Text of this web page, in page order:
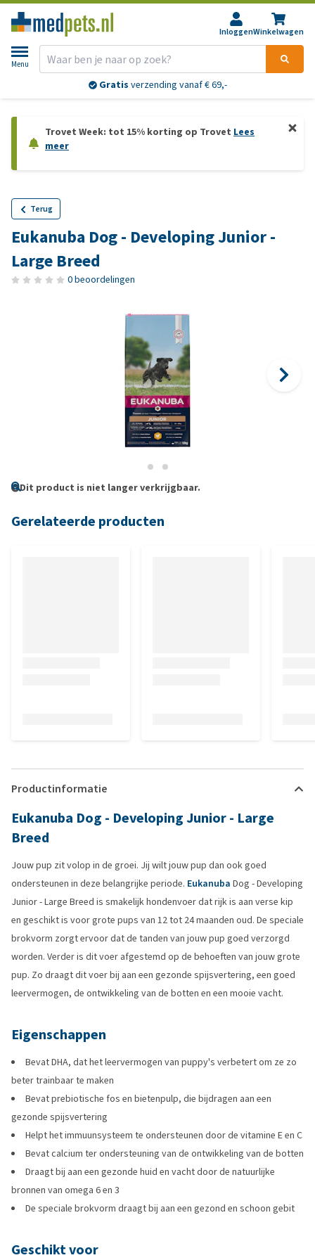
InloggenWinkelwagen
Menu
Gratis verzending vanaf € 69,-
Trovet Week: tot 15% korting op Trovet Lees
meer
Terug
Eukanuba Dog - Developing Junior -
Large Breed
0 beoordelingen
Dit product is niet langer verkrijgbaar.
Gerelateerde producten
Productinformatie
Eukanuba Dog - Developing Junior - Large
Breed
Jouw pup zit volop in de groei. Jij wilt jouw pup dan ook goed
ondersteunen in deze belangrijke periode. Eukanuba Dog - Developing
Junior - Large Breed is smakelijk hondenvoer dat rijk is aan verse kip
en geschikt is voor grote pups van 12 tot 24 maanden oud. De speciale
brokvorm zorgt ervoor dat de tanden van jouw pup goed verzorgd
worden. Verder is dit voer afgestemd op de behoeften van jouw grote
pup. Zo draagt dit voer bij aan een gezonde spijsvertering, een goed
leervermogen, de ontwikkeling van de botten en een mooie vacht.
Eigenschappen
Bevat DHA, dat het leervermogen van puppy's verbetert om ze zo
beter trainbaar te maken
Bevat prebiotische fos en bietenpulp, die bijdragen aan een
gezonde spijsvertering
Helpt het immuunsysteem te ondersteunen door de vitamine E en C
Bevat calcium ter ondersteuning van de ontwikkeling van de botten
Draagt bij aan een gezonde huid en vacht door de natuurlijke
bronnen van omega 6 en 3
De speciale brokvorm draagt bij aan een gezond en schoon gebit
Geschikt voor